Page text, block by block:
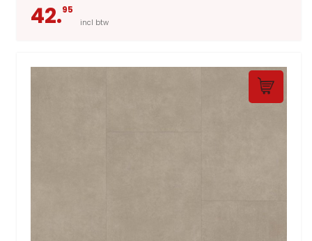
42.95
incl btw